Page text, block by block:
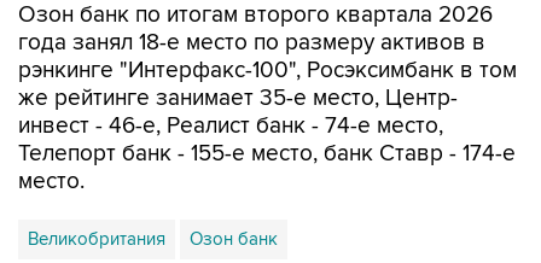
Озон банк по итогам второго квартала 2026
года занял 18-е место по размеру активов в
рэнкинге "Интерфакс-100", Росэксимбанк в том
же рейтинге занимает 35-е место, Центр-
инвест - 46-е, Реалист банк - 74-е место,
Телепорт банк - 155-е место, банк Ставр - 174-е
место.
Великобритания Озон банк